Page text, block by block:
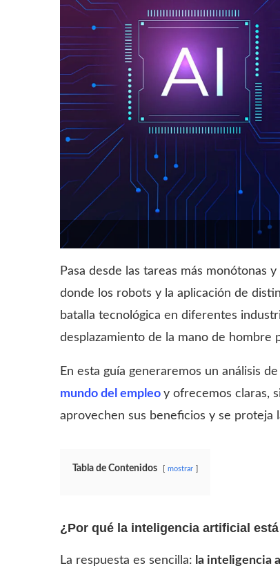
Pasa desde las tareas más monótonas
donde los robots y la aplicación de
batalla tecnológica en diferentes
desplazamiento de la mano de hombre
En esta guía generaremos un análisis de
mundo del empleo y ofrecemos claras,
aprovechen sus beneficios y se proteja
Tabla de Contenidos mostrar
¿Por qué la inteligencia artificial
La respuesta es sencilla: la inteligencia